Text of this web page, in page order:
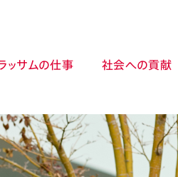
ッサムの仕事 社会への貢献